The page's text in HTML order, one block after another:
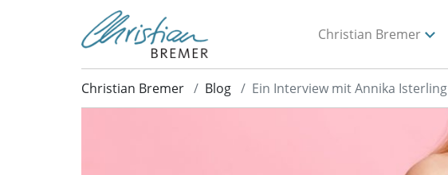
Christian Bremer
Christian Bremer Blog Ein Interview mit Annika Isterling